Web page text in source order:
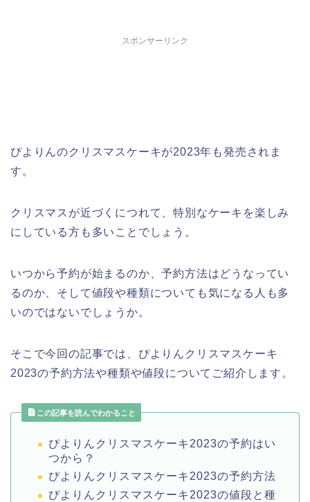
スポンサーリンク
ぴよりんのクリスマスケーキが2023年も発売されま
す。
クリスマスが近づくにつれて、特別なケーキを楽しみ
にしている方も多いことでしょう。
いつから予約が始まるのか、予約方法はどうなってい
るのか、そして値段や種類についても気になる人も多
いのではないでしょうか。
そこで今回の記事では、ぴよりんクリスマスケーキ
2023の予約方法や種類や値段についてご紹介します。
この記事を読んでわかること
ぴよりんクリスマスケーキ2023の予約はい
つから？
ぴよりんクリスマスケーキ2023の予約方法
ぴよりんクリスマスケーキ2023の値段と種